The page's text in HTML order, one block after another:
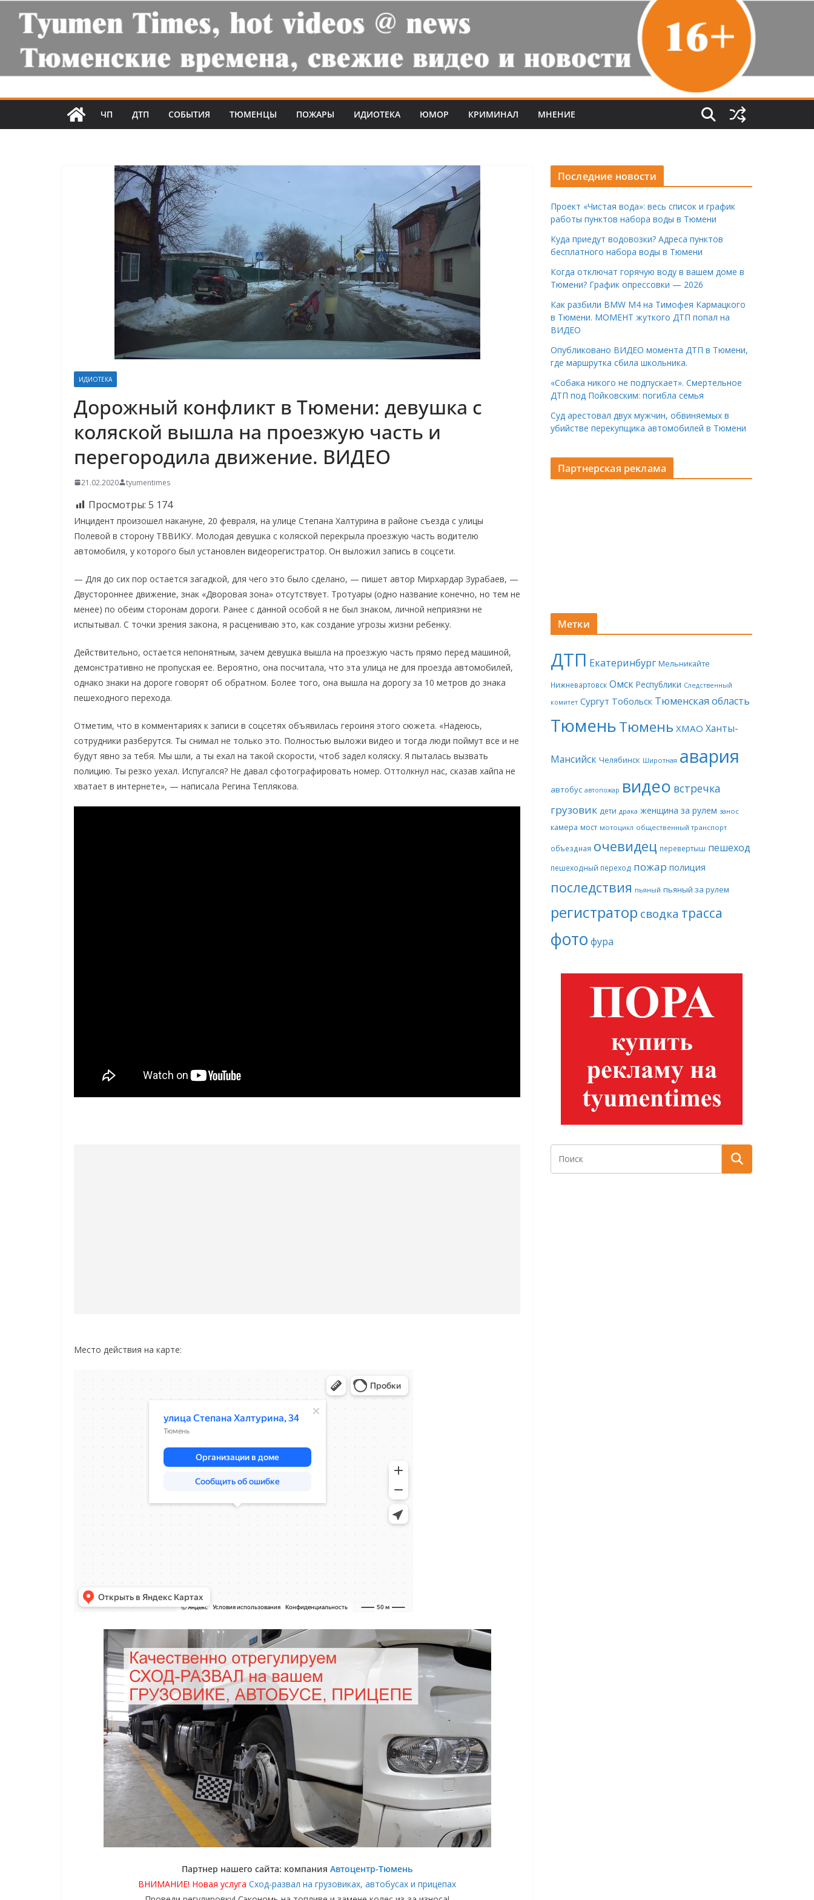
ЧП ДТП СОБЫТИЯ ТЮМЕНЦЫ ПОЖАРЫ ИДИОТЕКА ЮМОР КРИМИНАЛ МНЕНИЕ
ИДИОТЕКА
Дорожный конфликт в Тюмени: девушка с
коляской вышла на проезжую часть и
перегородила движение. ВИДЕО
21.02.2020 tyumentimes
Просмотры: 5 174
Инцидент произошел накануне, 20 февраля, на улице Степана Халтурина в районе съезда с улицы
Полевой в сторону ТВВИКУ. Молодая девушка с коляской перекрыла проезжую часть водителю
автомобиля, у которого был установлен видеорегистратор. Он выложил запись в соцсети.
— Для до сих пор остается загадкой, для чего это было сделано, — пишет автор Мирхардар Зурабаев, —
Двустороннее движение, знак «Дворовая зона» отсутствует. Тротуары (одно название конечно, но тем не
менее) по обеим сторонам дороги. Ранее с данной особой я не был знаком, личной неприязни не
испытывал. С точки зрения закона, я расцениваю это, как создание угрозы жизни ребенку.
Действительно, остается непонятным, зачем девушка вышла на проезжую часть прямо перед машиной,
демонстративно не пропуская ее. Вероятно, она посчитала, что эта улица не для проезда автомобилей,
однако знаки на дороге говорят об обратном. Более того, она вышла на дорогу за 10 метров до знака
пешеходного перехода.
Отметим, что в комментариях к записи в соцсетях объявилась героиня этого сюжета. «Надеюсь,
сотрудники разберутся. Ты снимал не только это. Полностью выложи видео и тогда люди поймут все и не
будут явно за тебя. Мы шли, а ты ехал на такой скорости, чтоб задел коляску. Я пыталась вызвать
полицию. Ты резко уехал. Испугался? Не давал сфотографировать номер. Оттолкнул нас, сказав хайпа не
хватает в интернете», — написала Регина Теплякова.
Место действия на карте:
Партнер нашего сайта: компания Автоцентр-Тюмень
ВНИМАНИЕ! Новая услуга Сход-развал на грузовиках, автобусах и прицепах
Последние новости
Проект «Чистая вода»: весь список и график
работы пунктов набора воды в Тюмени
Куда приедут водовозки? Адреса пунктов
бесплатного набора воды в Тюмени
Когда отключат горячую воду в вашем доме в
Тюмени? График опрессовки — 2026
Как разбили BMW M4 на Тимофея Кармацкого
в Тюмени. МОМЕНТ жуткого ДТП попал на
ВИДЕО
Опубликовано ВИДЕО момента ДТП в Тюмени,
где маршрутка сбила школьника.
«Собака никого не подпускает». Смертельное
ДТП под Пойковским: погибла семья
Суд арестовал двух мужчин, обвиняемых в
убийстве перекупщика автомобилей в Тюмени
Партнерская реклама
Метки
ДТП Екатеринбург Мельникайте
Нижневартовск Омск Республики Следственный
комитет Сургут Тобольск Тюменская область
ТюменьТюмень ХМАО Ханты-
Мансийск Челябинск Широтная авария
автобус автопожар видео встречка
грузовик дети драка женщина за рулем занос
камера мост мотоцикл общественный транспорт
объездная очевидец перевертыш пешеход
пешеходный переход пожар полиция
последствия пьяный пьяный за рулем
регистратор сводка трасса
фото фура